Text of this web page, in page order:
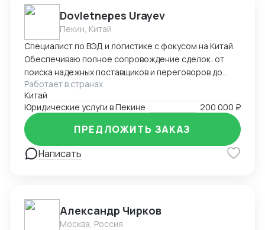
Dovletnepes Urayev
Пекин, Китай
Специалист по ВЭД и логистике с фокусом на Китай.
Обеспечиваю полное сопровождение сделок: от
поиска надежных поставщиков и переговоров до
таможенного оформления и решения
нестандартных задач. Свободно владею китайским,
русским и английским.
Работает в странах
Китай
Юридические услуги в Пекине
200 000 ₽
Написать
ПРЕДЛОЖИТЬ ЗАКАЗ
Александр Чирков
Москва, Россия